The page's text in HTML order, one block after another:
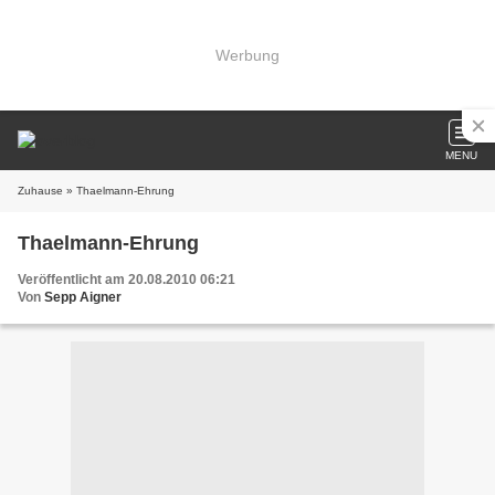
Werbung
MENU
Zuhause » Thaelmann-Ehrung
Thaelmann-Ehrung
Veröffentlicht am 20.08.2010 06:21
Von Sepp Aigner